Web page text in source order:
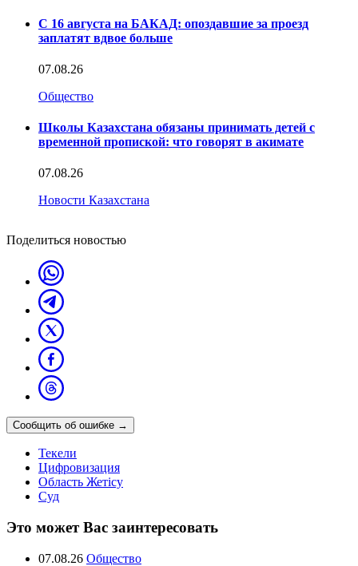
С 16 августа на БАКАД: опоздавшие за проезд
заплатят вдвое больше
07.08.26
Общество
Школы Казахстана обязаны принимать детей с
временной пропиской: что говорят в акимате
07.08.26
Новости Казахстана
Поделиться новостью
Сообщить об ошибке →
Текели
Цифровизация
Область Жетісу
Суд
Это может Вас заинтересовать
07.08.26 Общество